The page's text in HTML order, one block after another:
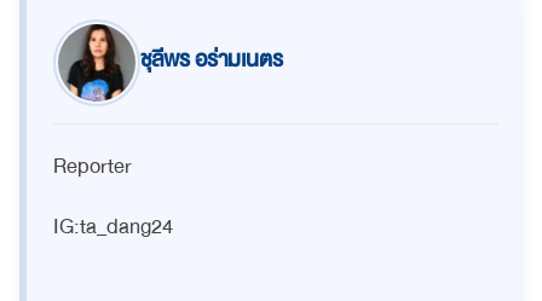
ชุลีพร อร่ามเนตร
Reporter
IG:ta_dang24